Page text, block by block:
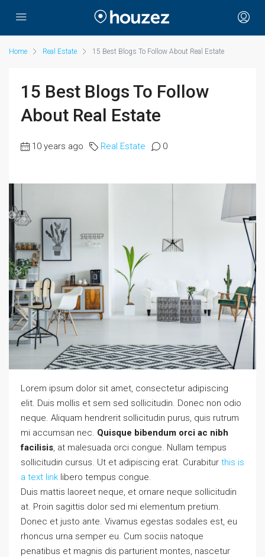
Home Real Estate 15 Best Blogs To Follow About Real Estate
15 Best Blogs To Follow
About Real Estate
10 years ago Real Estate 0
Lorem ipsum dolor sit amet, consectetur adipiscing
elit. Duis mollis et sem sed sollicitudin. Donec non odio
neque. Aliquam hendrerit sollicitudin purus, quis rutrum
mi accumsan nec. Quisque bibendum orci ac nibh
facilisis , at malesuada orci congue. Nullam tempus
sollicitudin cursus. Ut et adipiscing erat. Curabitur this is
a text link libero tempus congue.
Duis mattis laoreet neque, et ornare neque sollicitudin
at. Proin sagittis dolor sed mi elementum pretium.
Donec et justo ante. Vivamus egestas sodales est, eu
rhoncus urna semper eu. Cum sociis natoque
penatibus et magnis dis parturient montes, nascetur